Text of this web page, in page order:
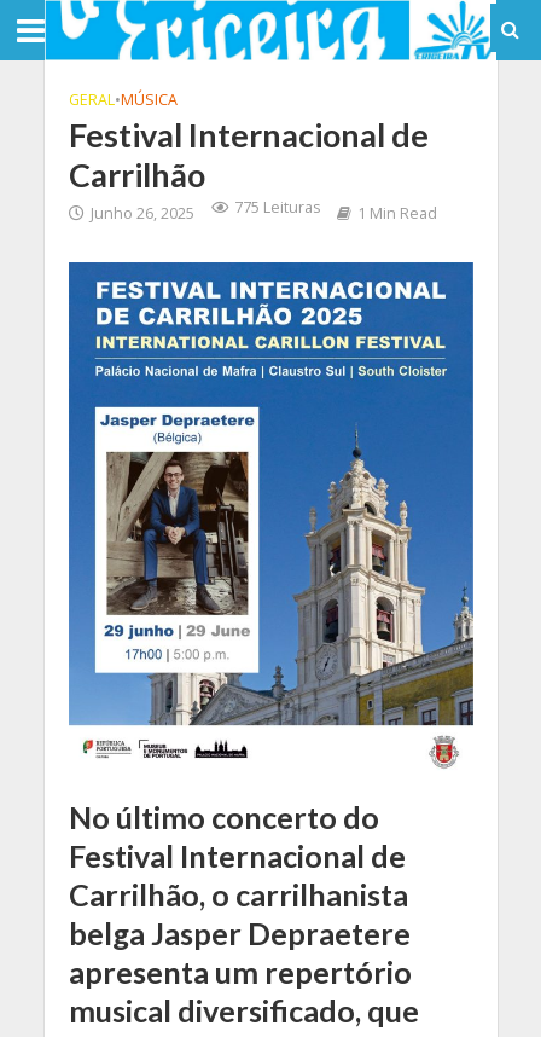
GERAL•MÚSICA
Festival Internacional de
Carrilhão
Junho 26, 2025 775 Leituras 1 Min Read
No último concerto do
Festival Internacional de
Carrilhão, o carrilhanista
belga Jasper Depraetere
apresenta um repertório
musical diversificado, que